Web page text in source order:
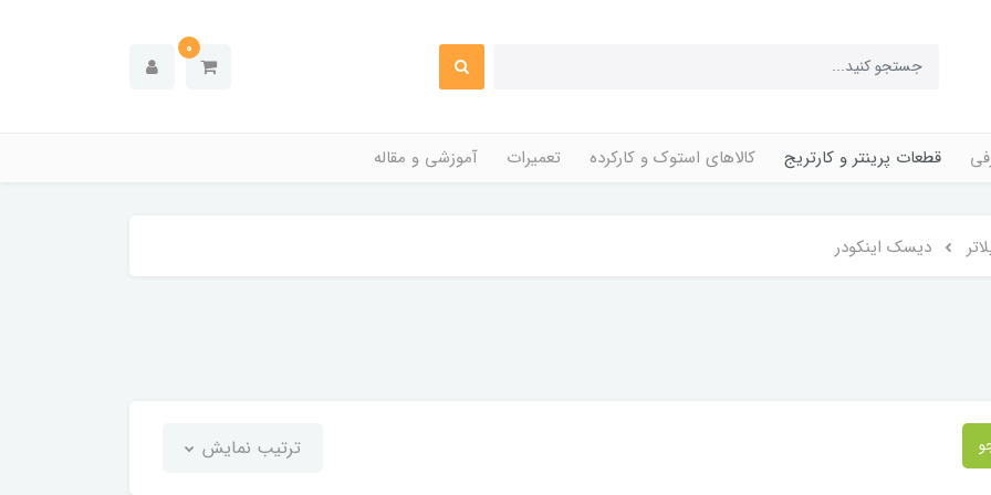
0
قطعات پرینتر و کارتریج کالاهای استوک و کارکرده تعمیرات آموزشی و مقاله
دیسک اینکودر
ترتیب نمایش